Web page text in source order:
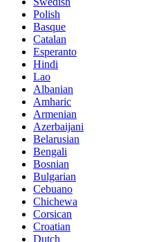
Polish
Basque
Catalan
Esperanto
Hindi
Lao
Albanian
Amharic
Armenian
Azerbaijani
Belarusian
Bengali
Bosnian
Bulgarian
Cebuano
Chichewa
Corsican
Croatian
Dutch